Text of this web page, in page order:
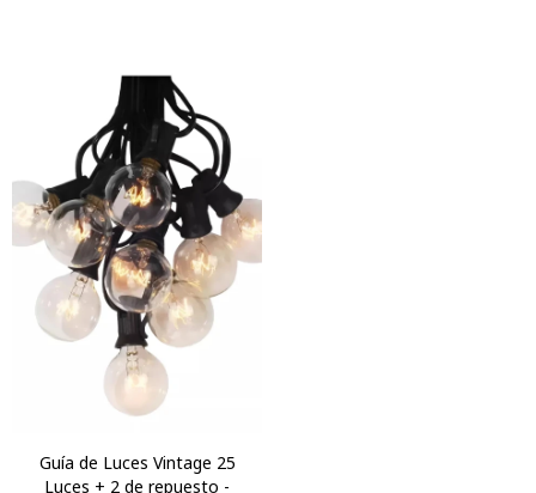
Guía de Luces Vintage 25
Luces + 2 de repuesto -